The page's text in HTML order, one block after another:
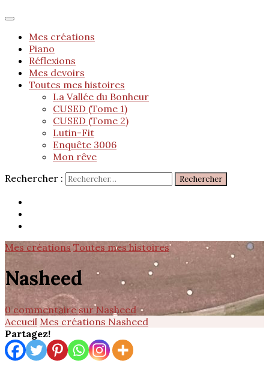
Mes créations
Piano
Réflexions
Mes devoirs
Toutes mes histoires
La Vallée du Bonheur
CUSED (Tome 1)
CUSED (Tome 2)
Lutin-Fit
Enquête 3006
Mon rêve
Rechercher :
Mes créations Toutes mes histoires
Nasheed
0 commentaire sur Nasheed
Accueil Mes créations Nasheed
Partagez!